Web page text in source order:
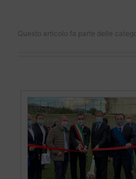
Questo articolo fa parte delle